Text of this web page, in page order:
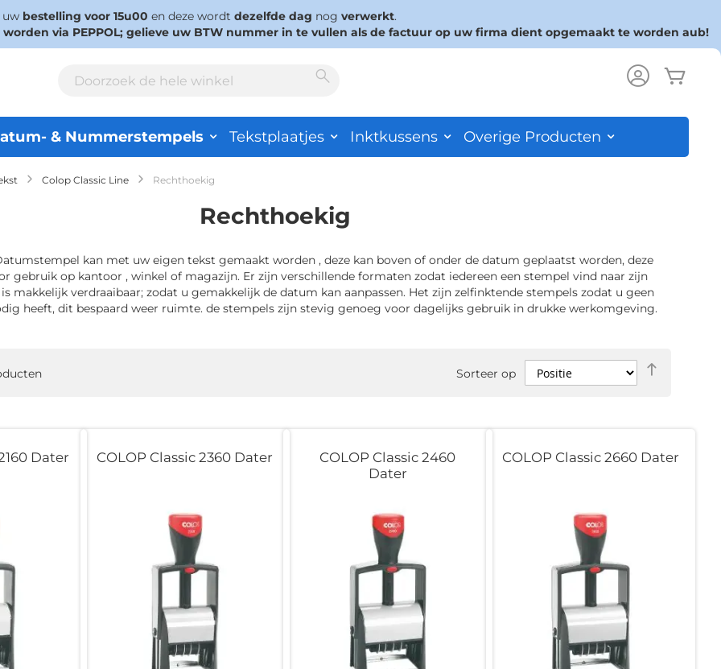
uw bestelling voor 15u00 en deze wordt dezelfde dag nog verwerkt.
via PEPPOL; gelieve uw BTW nummer in te vullen als de factuur op uw firma dient opgemaakt te worden aub!
& Nummerstempels Tekstplaatjes Inktkussens Overige Producten
Colop Classic Line Rechthoekig
Rechthoekig
kan met uw eigen tekst gemaakt worden , deze kan boven of onder de datum geplaatst worden, deze
gebruik op kantoor , winkel of magazijn. Er zijn verschillende formaten zodat iedereen een stempel vind naar zijn
makkelijk verdraaibaar; zodat u gemakkelijk de datum kan aanpassen. Het zijn zelfinktende stempels zodat u geen
heeft, dit bespaard weer ruimte. de stempels zijn stevig genoeg voor dagelijks gebruik in drukke werkomgeving.
Sorteer op
Dater COLOP Classic 2360 Dater
COLOP Classic 2460
Dater
COLOP Classic 2660 Dater